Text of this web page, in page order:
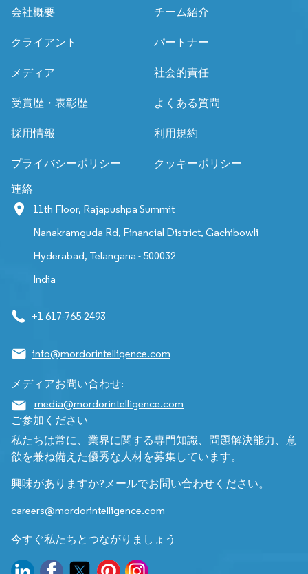
会社概要
チーム紹介
クライアント パートナー
メディア 社会的責任
受賞歴・表彰歴 よくある質問
採用情報 利用規約
プライバシーポリシー クッキーポリシー
連絡
11th Floor, Rajapushpa Summit
Nanakramguda Rd, Financial District, Gachibowli
Hyderabad, Telangana - 500032
India
+1 617-765-2493
info@mordorintelligence.com
メディアお問い合わせ:
media@mordorintelligence.com
ご参加ください
私たちは常に、業界に関する専門知識、問題解決能力、意
欲を兼ね備えた優秀な人材を募集しています。
興味がありますか?メールでお問い合わせください。
careers@mordorintelligence.com
今すぐ私たちとつながりましょう